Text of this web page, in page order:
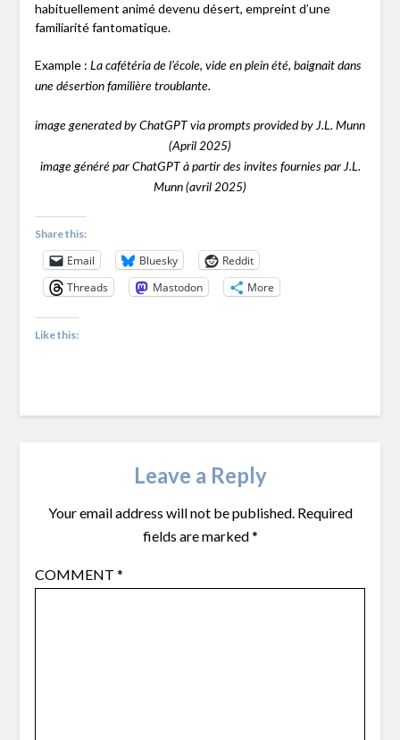
habituellement animé devenu désert, empreint d’une
familiarité fantomatique.
Example : La cafétéria de l’école, vide en plein été, baignait dans
une désertion familière troublante.
image generated by ChatGPT via prompts provided by J.L. Munn
(April 2025)
image généré par ChatGPT à partir des invites fournies par J.L.
Munn (avril 2025)
Share this:
Email Bluesky
Reddit
Threads
Mastodon More
Like this:
Leave a Reply
Your email address will not be published. Required
fields are marked*
COMMENT *